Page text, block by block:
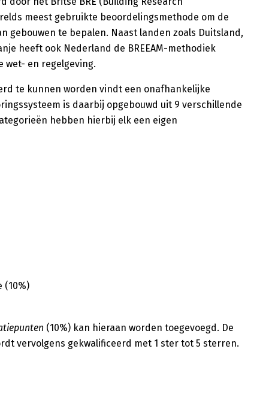
meest gebruikte beoordelingsmethode om de
gebouwen te bepalen. Naast landen zoals Duitsland,
heeft ook Nederland de BREEAM-methodiek
wet- en regelgeving.
te kunnen worden vindt een onafhankelijke
is daarbij opgebouwd uit 9 verschillende
hebben hierbij elk een eigen
(10%)
(10%) kan hieraan worden toegevoegd. De
vervolgens gekwalificeerd met 1 ster tot 5 sterren.